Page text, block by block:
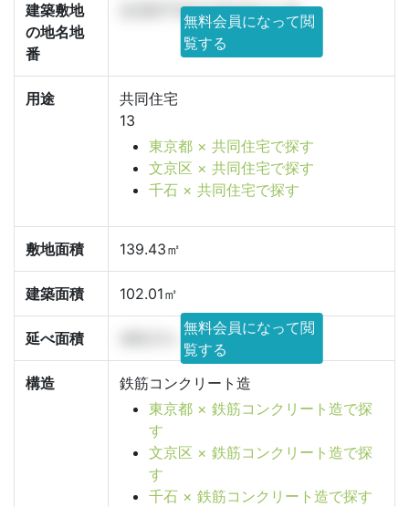
建築敷地
の地名地
番
文京区千石4丁目226-3,-16
無料会員になって閲
覧する
用途
共同住宅
13
東京都 × 共同住宅で探す
文京区 × 共同住宅で探す
千石 × 共同住宅で探す
敷地面積 139.43㎡
建築面積 102.01㎡
延べ面積
無料会員になって閲
覧する
構造
鉄筋コンクリート造
東京都 × 鉄筋コンクリート造で探
す
文京区 × 鉄筋コンクリート造で探
す
千石 × 鉄筋コンクリート造で探す